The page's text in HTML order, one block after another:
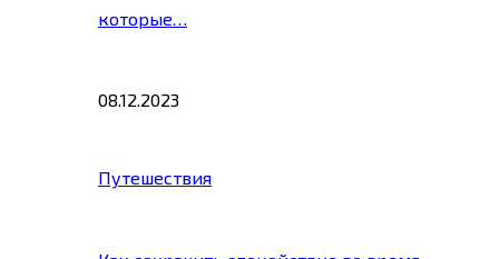
которые…
08.12.2023
Путешествия